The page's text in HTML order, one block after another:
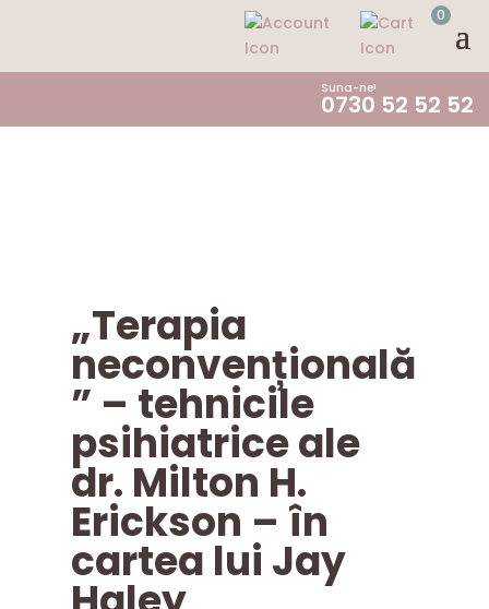
0
Suna-ne!
0730 52 52 52
„Terapia
neconvențională
” – tehnicile
psihiatrice ale
dr. Milton H.
Erickson – în
cartea lui Jay